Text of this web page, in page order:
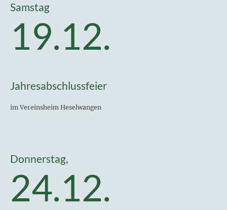
Samstag
19.12.
Jahresabschlussfeier
im Vereinsheim Heselwangen
Donnerstag,
24.12.